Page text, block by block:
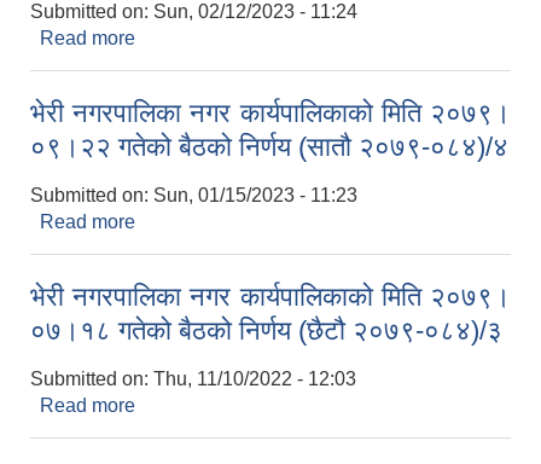
Submitted on: Sun, 02/12/2023 - 11:24
Read more
भेरी नगरपालिका नगर कार्यपालिकाको मिति २०७९।
०९।२२ गतेको बैठको निर्णय (सातौ २०७९-०८४)/४
Submitted on: Sun, 01/15/2023 - 11:23
Read more
भेरी नगरपालिका नगर कार्यपालिकाको मिति २०७९।
०७।१८ गतेको बैठको निर्णय (छैटौ २०७९-०८४)/३
Submitted on: Thu, 11/10/2022 - 12:03
Read more